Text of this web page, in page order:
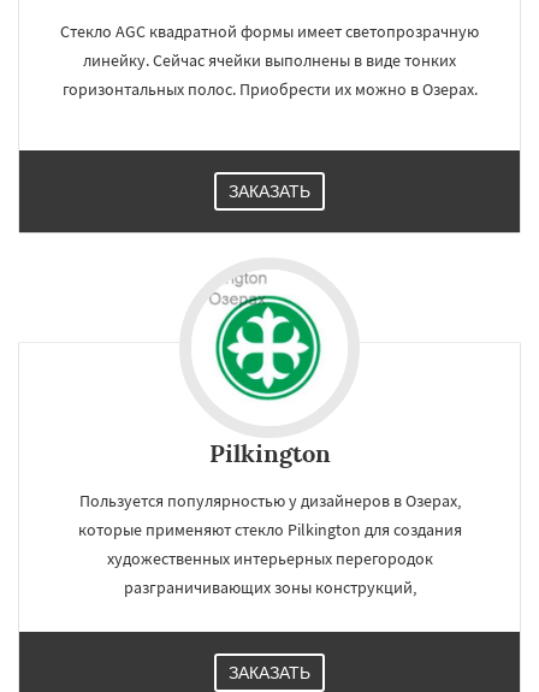
Стекло AGC квадратной формы имеет светопрозрачную
линейку. Сейчас ячейки выполнены в виде тонких
горизонтальных полос. Приобрести их можно в Озерах.
ЗАКАЗАТЬ
Pilkington
Пользуется популярностью у дизайнеров в Озерах,
которые применяют стекло Pilkington для создания
художественных интерьерных перегородок
разграничивающих зоны конструкций,
ЗАКАЗАТЬ